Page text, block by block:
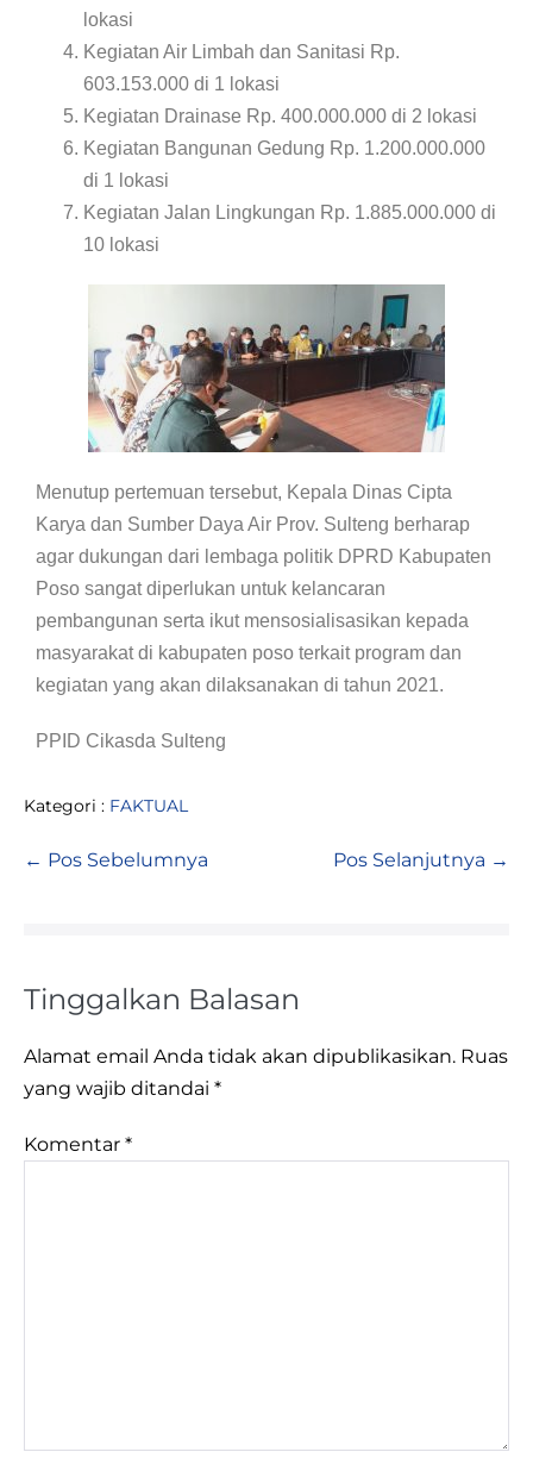
lokasi
Kegiatan Air Limbah dan Sanitasi Rp.
603.153.000 di 1 lokasi
Kegiatan Drainase Rp. 400.000.000 di 2 lokasi
Kegiatan Bangunan Gedung Rp. 1.200.000.000
di 1 lokasi
Kegiatan Jalan Lingkungan Rp. 1.885.000.000 di
10 lokasi
Menutup pertemuan tersebut, Kepala Dinas Cipta
Karya dan Sumber Daya Air Prov. Sulteng berharap
agar dukungan dari lembaga politik DPRD Kabupaten
Poso sangat diperlukan untuk kelancaran
pembangunan serta ikut mensosialisasikan kepada
masyarakat di kabupaten poso terkait program dan
kegiatan yang akan dilaksanakan di tahun 2021.
PPID Cikasda Sulteng
Kategori : FAKTUAL
← Pos Sebelumnya Pos Selanjutnya →
Tinggalkan Balasan
Alamat email Anda tidak akan dipublikasikan. Ruas
yang wajib ditandai *
Komentar *